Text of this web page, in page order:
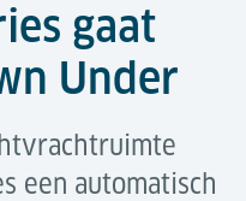
gaat
Under
een automatisch